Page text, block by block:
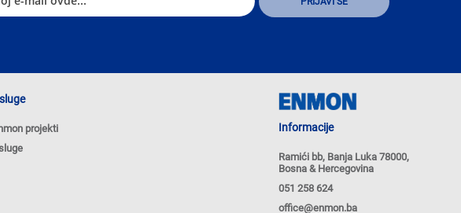
projekti
Informacije
Ramići bb, Banja Luka 78000,
Bosna & Hercegovina
051 258 624
office@enmon.ba